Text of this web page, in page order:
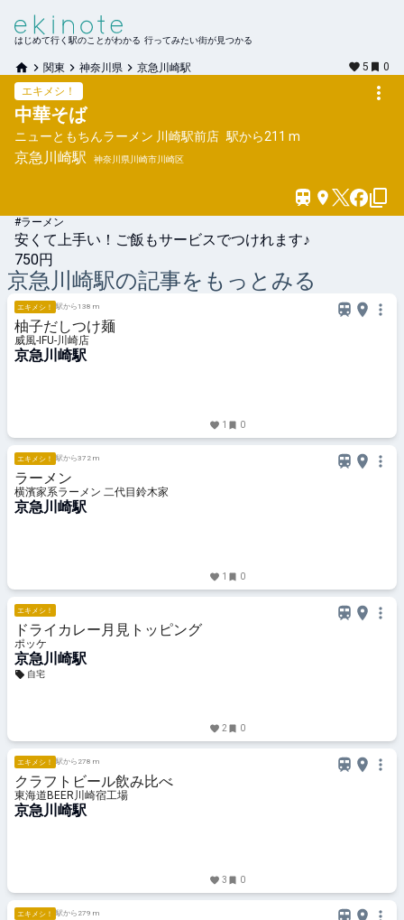
はじめて行く駅のことがわかる 行ってみたい街が見つかる
関東 神奈川県 京急川崎駅 5
0
エキメシ！
中華そば
ニューともちんラーメン 川崎駅前店 駅から211 m
京急川崎駅 神奈川県川崎市川崎区
#ラーメン
安くて上手い！ご飯もサービスでつけれます♪
750円
京急川崎駅の記事をもっとみる
エキメシ！ 駅から138 m
柚子だしつけ麺
威風-IFU-川崎店
京急川崎駅
1 0
エキメシ！ 駅から372 m
ラーメン
横濱家系ラーメン 二代目鈴木家
京急川崎駅
1 0
エキメシ！
ドライカレー月見トッピング
ポッケ
京急川崎駅
自宅
2 0
エキメシ！ 駅から278 m
クラフトビール飲み比べ
東海道BEER川崎宿工場
京急川崎駅
3 0
エキメシ！ 駅から279 m